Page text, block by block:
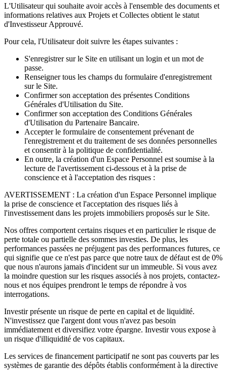
L'Utilisateur qui souhaite avoir accès à l'ensemble des documents et
informations relatives aux Projets et Collectes obtient le statut
d'Investisseur Approuvé.
Pour cela, l'Utilisateur doit suivre les étapes suivantes :
S'enregistrer sur le Site en utilisant un login et un mot de
passe.
Renseigner tous les champs du formulaire d'enregistrement
sur le Site.
Confirmer son acceptation des présentes Conditions
Générales d'Utilisation du Site.
Confirmer son acceptation des Conditions Générales
d'Utilisation du Partenaire Bancaire.
Accepter le formulaire de consentement prévenant de
l'enregistrement et du traitement de ses données personnelles
et consentir à la politique de confidentialité.
En outre, la création d'un Espace Personnel est soumise à la
lecture de l'avertissement ci-dessous et à la prise de
conscience et à l'acceptation des risques :
AVERTISSEMENT : La création d'un Espace Personnel implique
la prise de conscience et l'acceptation des risques liés à
l'investissement dans les projets immobiliers proposés sur le Site.
Nos offres comportent certains risques et en particulier le risque de
perte totale ou partielle des sommes investies. De plus, les
performances passées ne préjugent pas des performances futures, ce
qui signifie que ce n'est pas parce que notre taux de défaut est de 0%
que nous n'aurons jamais d'incident sur un immeuble. Si vous avez
la moindre question sur les risques associés à nos projets, contactez-
nous et nos équipes prendront le temps de répondre à vos
interrogations.
Investir présente un risque de perte en capital et de liquidité.
N'investissez que l'argent dont vous n'avez pas besoin
immédiatement et diversifiez votre épargne. Investir vous expose à
un risque d'illiquidité de vos capitaux.
Les services de financement participatif ne sont pas couverts par les
systèmes de garantie des dépôts établis conformément à la directive